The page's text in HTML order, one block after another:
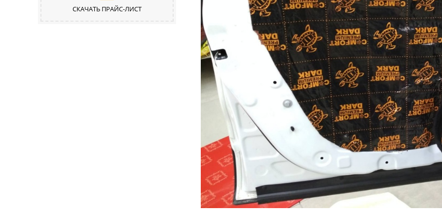
СКАЧАТЬ ПРАЙС-ЛИСТ